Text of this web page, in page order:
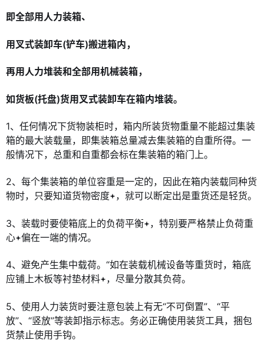
即全部用人力装箱、
用叉式装卸车(铲车)搬进箱内，
再用人力堆装和全部用机械装箱，
如货板(托盘)货用叉式装卸车在箱内堆装。
1、任何情况下货物装柜时，箱内所装货物重量不能超过集装
箱的最大装载量，即集装箱总量减去集装箱的自重所得。一
般情况下，总重和自重都会标在集装箱的箱门上。
2、每个集装箱的单位容重是一定的，因此在箱内装载同种货
物时，只要知道货物密度 ，就可以断定出是重货还是轻货。
3、装载时要使箱底上的负荷平衡 ，特别要严格禁止负荷重
心 偏在一端的情况。
4、避免产生集中载荷。“如在装载机械设备等重货时，箱底
应铺上木板等衬垫材料 ，尽量分散其负荷。
5、使用人力装货时要注意包装上有无“不可倒置”、“平
放”、“竖放”等装卸指示标志。务必正确使用装货工具，捆包
货禁止使用手钩。